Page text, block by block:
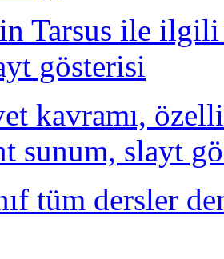
Tarsus ile
gösterisi
kavramı,
sunum, slayt
tüm dersler